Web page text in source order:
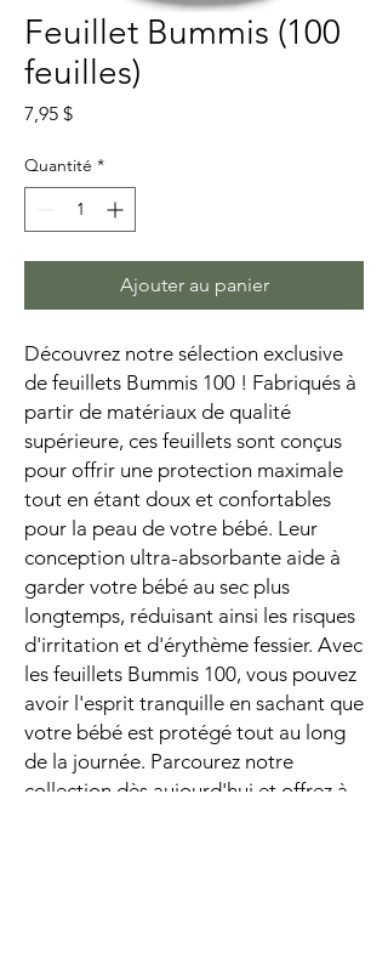
Feuillet Bummis (100
feuilles)
7,95 $Prix
Quantité *
Ajouter au panier
Découvrez notre sélection exclusive
de feuillets Bummis 100 ! Fabriqués à
partir de matériaux de qualité
supérieure, ces feuillets sont conçus
pour offrir une protection maximale
tout en étant doux et confortables
pour la peau de votre bébé. Leur
conception ultra-absorbante aide à
garder votre bébé au sec plus
longtemps, réduisant ainsi les risques
d'irritation et d'érythème fessier. Avec
les feuillets Bummis 100, vous pouvez
avoir l'esprit tranquille en sachant que
votre bébé est protégé tout au long
de la journée. Parcourez notre
collection dès aujourd'hui et offrez à